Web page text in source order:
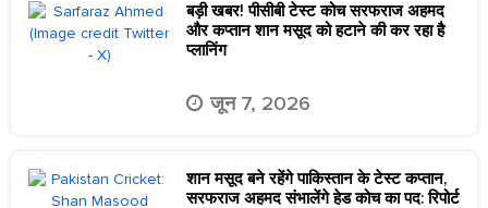
बड़ी खबर! पीसीबी टेस्ट कोच सरफराज अहमद
और कप्तान शान मसूद को हटाने की कर रहा है
प्लानिंग
जून 7, 2026
शान मसूद बने रहेंगे पाकिस्तान के टेस्ट कप्तान,
सरफराज अहमद संभालेंगे हेड कोच का पद: रिपोर्ट